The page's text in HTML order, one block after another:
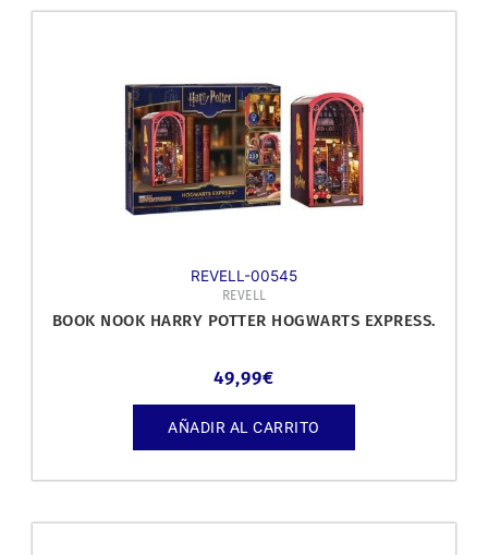
REVELL-00545
REVELL
BOOK NOOK HARRY POTTER HOGWARTS EXPRESS.
49,99€
AÑADIR AL CARRITO